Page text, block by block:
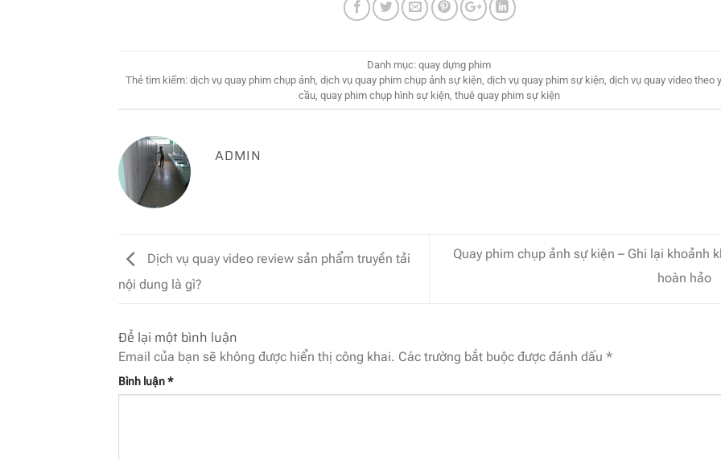
Danh mục:quay dựng phim
Thẻ tìm kiếm: dịch vụ quay phim chụp ảnh, dịch vụ quay phim chụp ảnh sự kiện, dịch vụ quay phim sự kiện, dịch vụ quay video theo
cầu, quay phim chụp hình sự kiện, thuê quay phim sự kiện
ADMIN
Dịch vụ quay video review sản phẩm truyền tải
nội dung là gì?
Quay phim chụp ảnh sự kiện – Ghi lại khoảnh
hoàn hảo
Để lại một bình luận
Email của bạn sẽ không được hiển thị công khai. Các trường bắt buộc được đánh dấu *
Bình luận*